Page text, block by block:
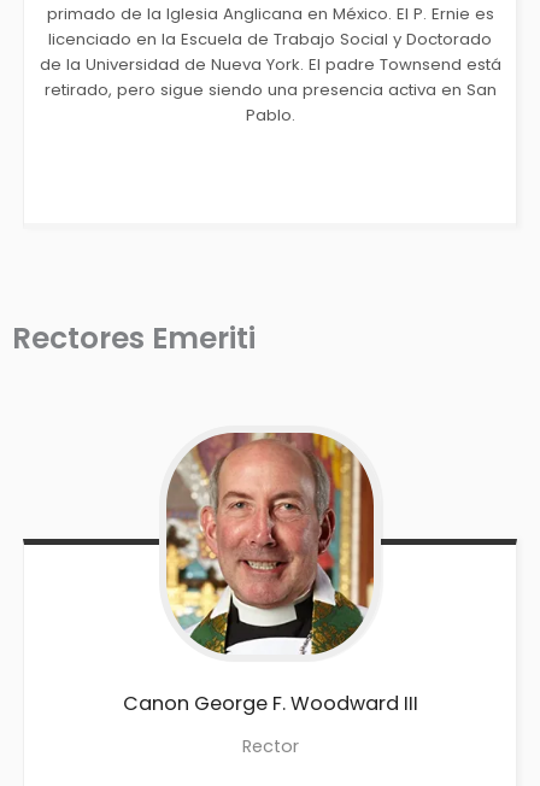
primado de la Iglesia Anglicana en México. El P. Ernie es
licenciado en la Escuela de Trabajo Social y Doctorado
de la Universidad de Nueva York. El padre Townsend está
retirado, pero sigue siendo una presencia activa en San
Pablo.
Rectores Emeriti
Canon George F.Woodward III
Rector